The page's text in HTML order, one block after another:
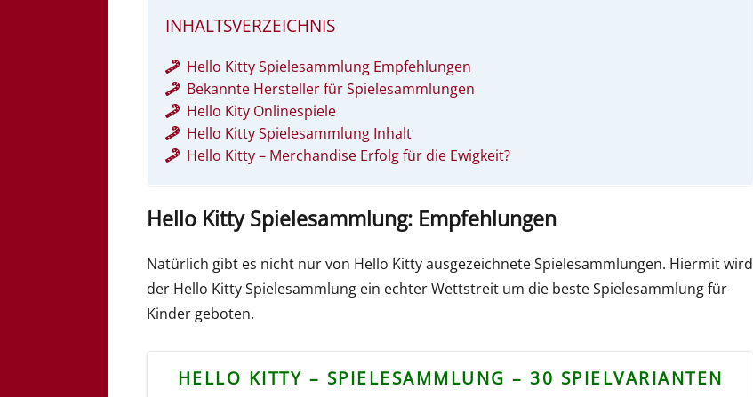
INHALTSVERZEICHNIS
Hello Kitty Spielesammlung Empfehlungen
Bekannte Hersteller für Spielesammlungen
Hello Kity Onlinespiele
Hello Kitty Spielesammlung Inhalt
Hello Kitty – Merchandise Erfolg für die Ewigkeit?
Hello Kitty Spielesammlung: Empfehlungen
Natürlich gibt es nicht nur von Hello Kitty ausgezeichnete Spielesammlungen. Hiermit wird
der Hello Kitty Spielesammlung ein echter Wettstreit um die beste Spielesammlung für
Kinder geboten.
HELLO KITTY – SPIELESAMMLUNG – 30 SPIELVARIANTEN